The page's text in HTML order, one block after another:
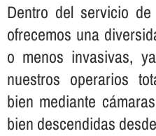
Dentro del servicio
ofrecemos una
o menos invasivas,
nuestros operarios
bien mediante
bien descendidas